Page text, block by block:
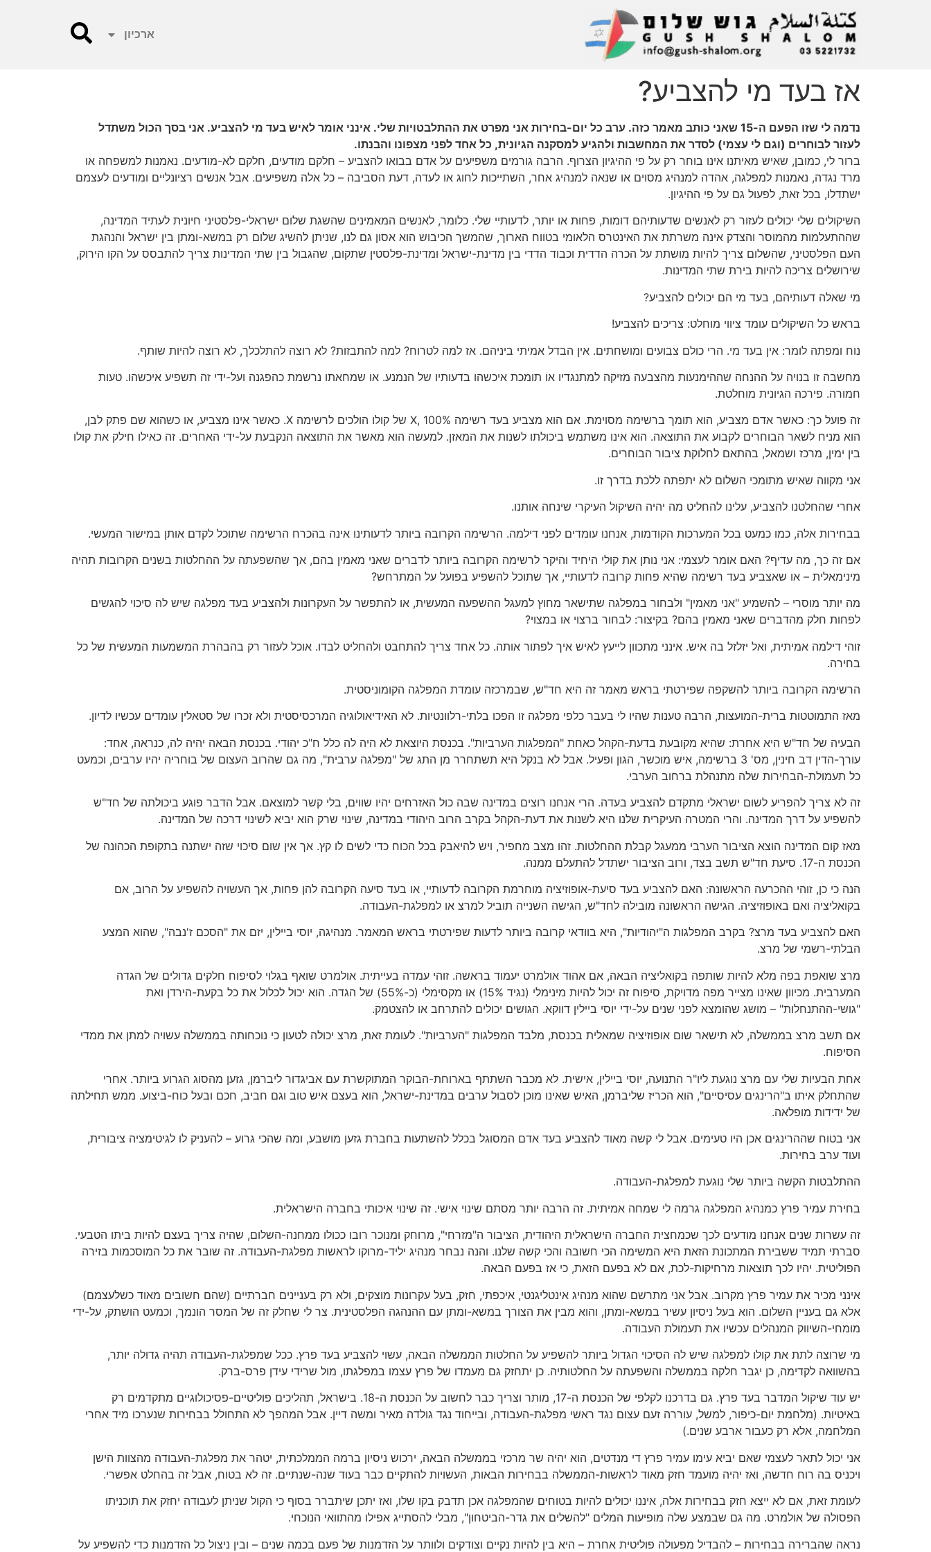
ארכיון
אז בעד מי להצביע?
נדמה לי שזו הפעם ה-15 שאני כותב מאמר כזה. ערב כל יום-בחירות אני מפרט את ההתלבטויות שלי. אינני אומר לאיש בעד מי להצביע. אני בסך הכול משתדל
לעזור לבוחרים (וגם לי עצמי) לסדר את המחשבות ולהגיע למסקנה הגיונית, כל אחד לפני מצפונו והבנתו.
ברור לי, כמובן, שאיש מאיתנו אינו בוחר רק על פי ההיגיון הצרוף. הרבה גורמים משפיעים על אדם בבואו להצביע – חלקם מודעים, חלקם לא-מודעים. נאמנות למשפחה או
מרד נגדה, נאמנות למפלגה, אהדה למנהיג מסוים או שנאה למנהיג אחר, השתייכות לחוג או לעדה, דעת הסביבה – כל אלה משפיעים. אבל אנשים רציונליים ומודעים לעצמם
ישתדלו, בכל זאת, לפעול גם על פי ההיגיון.
השיקולים שלי יכולים לעזור רק לאנשים שדעותיהם דומות, פחות או יותר, לדעותיי שלי. כלומר, לאנשים המאמינים שהשגת שלום ישראלי-פלסטיני חיונית לעתיד המדינה,
שההתעלמות מהמוסר והצדק אינה משרתת את האינטרס הלאומי בטווח הארוך, שהמשך הכיבוש הוא אסון גם לנו, שניתן להשיג שלום רק במשא-ומתן בין ישראל והנהגת
העם הפלסטיני, שהשלום צריך להיות מושתת על הכרה הדדית וכבוד הדדי בין מדינת-ישראל ומדינת-פלסטין שתקום, שהגבול בין שתי המדינות צריך להתבסס על הקו הירוק,
שירושלים צריכה להיות בירת שתי המדינות.
מי שאלה דעותיהם, בעד מי הם יכולים להצביע?
בראש כל השיקולים עומד ציווי מוחלט: צריכים להצביע!
נוח ומפתה לומר: אין בעד מי. הרי כולם צבועים ומושחתים. אין הבדל אמיתי ביניהם. אז למה לטרוח? למה להתבזות? לא רוצה להתלכלך, לא רוצה להיות שותף.
מחשבה זו בנויה על ההנחה שההימנעות מהצבעה מזיקה למתנגדיו או תומכת איכשהו בדעותיו של הנמנע. או שמחאתו נרשמת כהפגנה ועל-ידי זה תשפיע איכשהו. טעות
חמורה. פירכה הגיונית מוחלטת.
זה פועל כך: כאשר אדם מצביע, הוא תומך ברשימה מסוימת. אם הוא מצביע בעד רשימה X, 100% של קולו הולכים לרשימה X. כאשר אינו מצביע, או כשהוא שם פתק לבן,
הוא מניח לשאר הבוחרים לקבוע את התוצאה. הוא אינו משתמש ביכולתו לשנות את המאזן. למעשה הוא מאשר את התוצאה הנקבעת על-ידי האחרים. זה כאילו חילק את קולו
בין ימין, מרכז ושמאל, בהתאם לחלוקת ציבור הבוחרים.
אני מקווה שאיש מתומכי השלום לא יתפתה ללכת בדרך זו.
אחרי שהחלטנו להצביע, עלינו להחליט מה יהיה השיקול העיקרי שינחה אותנו.
בבחירות אלה, כמו כמעט בכל המערכות הקודמות, אנחנו עומדים לפני דילמה. הרשימה הקרובה ביותר לדעותינו אינה בהכרח הרשימה שתוכל לקדם אותן במישור המעשי.
אם זה כך, מה עדיף? האם אומר לעצמי: אני נותן את קולי היחיד והיקר לרשימה הקרובה ביותר לדברים שאני מאמין בהם, אך שהשפעתה על ההחלטות בשנים הקרובות תהיה
מינימאלית – או שאצביע בעד רשימה שהיא פחות קרובה לדעותיי, אך שתוכל להשפיע בפועל על המתרחש?
מה יותר מוסרי – להשמיע "אני מאמין" ולבחור במפלגה שתישאר מחוץ למעגל ההשפעה המעשית, או להתפשר על העקרונות ולהצביע בעד מפלגה שיש לה סיכוי להגשים
לפחות חלק מהדברים שאני מאמין בהם? בקיצור: לבחור ברצוי או במצוי?
זוהי דילמה אמיתית, ואל יזלזל בה איש. אינני מתכוון לייעץ לאיש איך לפתור אותה. כל אחד צריך להתחבט ולהחליט לבדו. אוכל לעזור רק בהבהרת המשמעות המעשית של כל
בחירה.
הרשימה הקרובה ביותר להשקפה שפירטתי בראש מאמר זה היא חד"ש, שבמרכזה עומדת המפלגה הקומוניסטית.
מאז התמוטטות ברית-המועצות, הרבה טענות שהיו לי בעבר כלפי מפלגה זו הפכו בלתי-רלוונטיות. לא האידיאולוגיה המרכסיסטית ולא זכרו של סטאלין עומדים עכשיו לדיון.
הבעיה של חד"ש היא אחרת: שהיא מקובעת בדעת-הקהל כאחת "המפלגות הערביות". בכנסת היוצאת לא היה לה כלל ח"כ יהודי. בכנסת הבאה יהיה לה, כנראה, אחד:
עורך-הדין דב חינין, מס' 3 ברשימה, איש מוכשר, הגון ופעיל. אבל לא בנקל היא תשתחרר מן התג של "מפלגה ערבית", מה גם שהרוב העצום של בוחריה יהיו ערבים, וכמעט
כל תעמולת-הבחירות שלה מתנהלת ברחוב הערבי.
זה לא צריך להפריע לשום ישראלי מתקדם להצביע בעדה. הרי אנחנו רוצים במדינה שבה כול האזרחים יהיו שווים, בלי קשר למוצאם. אבל הדבר פוגע ביכולתה של חד"ש
להשפיע על דרך המדינה. והרי המטרה העיקרית שלנו היא לשנות את דעת-הקהל בקרב הרוב היהודי במדינה, שינוי שרק הוא יביא לשינוי דרכה של המדינה.
מאז קום המדינה הוצא הציבור הערבי ממעגל קבלת ההחלטות. זהו מצב מחפיר, ויש להיאבק בכל הכוח כדי לשים לו קץ. אך אין שום סיכוי שזה ישתנה בתקופת הכהונה של
הכנסת ה-17. סיעת חד"ש תשב בצד, ורוב הציבור ישתדל להתעלם ממנה.
הנה כי כן, זוהי ההכרעה הראשונה: האם להצביע בעד סיעת-אופוזיציה מוחרמת הקרובה לדעותיי, או בעד סיעה הקרובה להן פחות, אך העשויה להשפיע על הרוב, אם
בקואליציה ואם באופוזיציה. הגישה הראשונה מובילה לחד"ש, הגישה השנייה תוביל למרצ או למפלגת-העבודה.
האם להצביע בעד מרצ? בקרב המפלגות ה"יהודיות", היא בוודאי קרובה ביותר לדעות שפירטתי בראש המאמר. מנהיגה, יוסי ביילין, יזם את "הסכם ז'נבה", שהוא המצע
הבלתי-רשמי של מרצ.
מרצ שואפת בפה מלא להיות שותפה בקואליציה הבאה, אם אהוד אולמרט יעמוד בראשה. זוהי עמדה בעייתית. אולמרט שואף בגלוי לסיפוח חלקים גדולים של הגדה
המערבית. מכיוון שאינו מצייר מפה מדויקת, סיפוח זה יכול להיות מינימלי (נגיד 15%) או מקסימלי (כ-55%) של הגדה. הוא יכול לכלול את כל בקעת-הירדן ואת
"גושי-ההתנחלות" – מושג שהומצא לפני שנים על-ידי יוסי ביילין דווקא. הגושים יכולים להתרחב או להצטמק.
אם תשב מרצ בממשלה, לא תישאר שום אופוזיציה שמאלית בכנסת, מלבד המפלגות "הערביות". לעומת זאת, מרצ יכולה לטעון כי נוכחותה בממשלה עשויה למתן את ממדי
הסיפוח.
אחת הבעיות שלי עם מרצ נוגעת ליו"ר התנועה, יוסי ביילין, אישית. לא מכבר השתתף בארוחת-הבוקר המתוקשרת עם אביגדור ליברמן, גזען מהסוג הגרוע ביותר. אחרי
שהתחלק איתו ב"הרינגים עסיסיים", הוא הכריז שליברמן, האיש שאינו מוכן לסבול ערבים במדינת-ישראל, הוא בעצם איש טוב וגם חביב, חכם ובעל כוח-ביצוע. ממש תחילתה
של ידידות מופלאה.
אני בטוח שההרינגים אכן היו טעימים. אבל לי קשה מאוד להצביע בעד אדם המסוגל בכלל להשתעות בחברת גזען מושבע, ומה שהכי גרוע – להעניק לו לגיטימציה ציבורית,
ועוד ערב בחירות.
ההתלבטות הקשה ביותר שלי נוגעת למפלגת-העבודה.
בחירת עמיר פרץ כמנהיג המפלגה גרמה לי שמחה אמיתית. זה הרבה יותר מסתם שינוי אישי. זה שינוי איכותי בחברה הישראלית.
זה עשרות שנים אנחנו מודעים לכך שכמחצית החברה הישראלית היהודית, הציבור ה"מזרחי", מרוחק ומנוכר רובו ככולו ממחנה-השלום, שהיה צריך בעצם להיות ביתו הטבעי.
סברתי תמיד ששבירת המתכונת הזאת היא המשימה הכי חשובה והכי קשה שלנו. והנה נבחר מנהיג יליד-מרוקו לראשות מפלגת-העבודה. זה שובר את כל המוסכמות בזירה
הפוליטית. יהיו לכך תוצאות מרחיקות-לכת, אם לא בפעם הזאת, כי אז בפעם הבאה.
אינני מכיר את עמיר פרץ מקרוב. אבל אני מתרשם שהוא מנהיג אינטליגנטי, איכפתי, חזק, בעל עקרונות מוצקים, ולא רק בעניינים חברתיים (שהם חשובים מאוד כשלעצמם)
אלא גם בעניין השלום. הוא בעל ניסיון עשיר במשא-ומתן, והוא מבין את הצורך במשא-ומתן עם ההנהגה הפלסטינית. צר לי שחלק זה של המסר הונמך, וכמעט הושתק, על-ידי
מומחי-השיווק המנהלים עכשיו את תעמולת העבודה.
מי שרוצה לתת את קולו למפלגה שיש לה הסיכוי הגדול ביותר להשפיע על החלטות הממשלה הבאה, עשוי להצביע בעד פרץ. ככל שמפלגת-העבודה תהיה גדולה יותר,
בהשוואה לקדימה, כן יגבר חלקה בממשלה והשפעתה על החלטותיה. כן יתחזק גם מעמדו של פרץ עצמו במפלגתו, מול שרידי עידן פרס-ברק.
יש עוד שיקול המדבר בעד פרץ. גם בדרכנו לקלפי של הכנסת ה-17, מותר וצריך כבר לחשוב על הכנסת ה-18. בישראל, תהליכים פוליטיים-פסיכולוגיים מתקדמים רק
באיטיות. (מלחמת יום-כיפור, למשל, עוררה זעם עצום נגד ראשי מפלגת-העבודה, ובייחוד נגד גולדה מאיר ומשה דיין. אבל המהפך לא התחולל בבחירות שנערכו מיד אחרי
המלחמה, אלא רק כעבור ארבע שנים.)
אני יכול לתאר לעצמי שאם יביא עימו עמיר פרץ די מנדטים, הוא יהיה שר מרכזי בממשלה הבאה, ירכוש ניסיון ברמה הממלכתית, יטהר את מפלגת-העבודה מהצוות הישן
ויכניס בה רוח חדשה, ואז יהיה מועמד חזק מאוד לראשות-הממשלה בבחירות הבאות, העשויות להתקיים כבר בעוד שנה-שנתיים. זה לא בטוח, אבל זה בהחלט אפשרי.
לעומת זאת, אם לא ייצא חזק בבחירות אלה, איננו יכולים להיות בטוחים שהמפלגה אכן תדבק בקו שלו, ואז יתכן שיתברר בסוף כי הקול שניתן לעבודה יחזק את תוכניתו
הפסולה של אולמרט. מה גם שבמצע שלה מופיעות המלים "להשלים את גדר-הביטחון", מבלי להסתייג אפילו מהתוואי הנוכחי.
נראה שהברירה בבחירות – להבדיל מפעולה פוליטית אחרת – היא בין להיות נקיים וצודקים ולוותר על הזדמנות של פעם בכמה שנים – ובין ניצול כל הזדמנות כדי להשפיע על